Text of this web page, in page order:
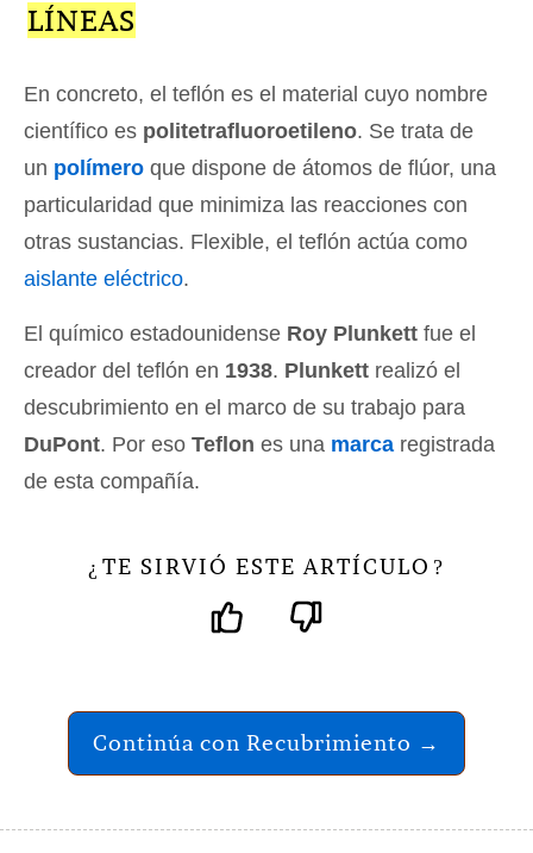
LÍNEAS
En concreto, el teflón es el material cuyo nombre
científico es politetrafluoroetileno. Se trata de
un polímero que dispone de átomos de flúor, una
particularidad que minimiza las reacciones con
otras sustancias. Flexible, el teflón actúa como
aislante eléctrico.
El químico estadounidense Roy Plunkett fue el
creador del teflón en 1938. Plunkett realizó el
descubrimiento en el marco de su trabajo para
DuPont. Por eso Teflon es una marca registrada
de esta compañía.
¿ TE SIRVIÓ ESTE ARTÍCULO ?
Continúa con Recubrimiento →